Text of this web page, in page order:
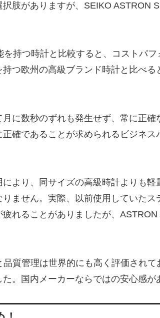
肢がありますが、SEIKO ASTRON
を持つ時計と比較すると、コストパ
つ欧州の高級ブランド時計と比べ
月に数秒のずれも発生せず、常に正
確であることが求められるビジネ
より、同サイズの高級時計よりも
ません。実際、以前使用していた
れることがありましたが、
質管理は世界的にも高く評価され
。国内メーカーならではの安心感が